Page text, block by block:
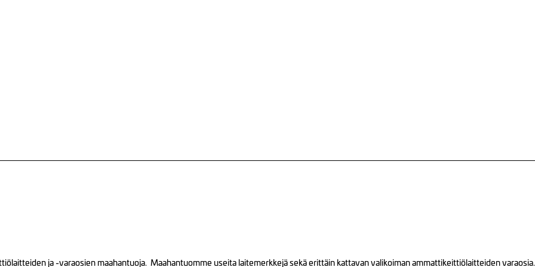
ja -varaosien maahantuoja. Maahantuomme useita laitemerkkejä sekä erittäin kattavan valikoiman ammattikeittiölaitteiden varaosia.